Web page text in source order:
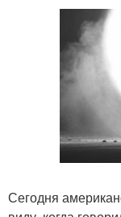
Сегодня